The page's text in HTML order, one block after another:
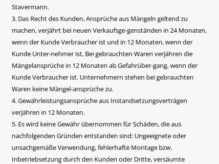
Stavermann.
3. Das Recht des Kunden, Ansprüche aus Mängeln geltend zu
machen, verjährt bei neuen Verkaufsge-genständen in 24 Monaten,
wenn der Kunde Verbraucher ist und in 12 Monaten, wenn der
Kunde Unter-nehmer ist, Bei gebrauchten Waren verjähren die
Mängelansprüche in 12 Monaten ab Gefahrüber-gang, wenn der
Kunde Verbraucher ist. Unternehmern stehen bei gebrauchten
Waren keine Mängel-ansprüche zu.
4. Gewährleistungsansprüche aus Instandsetzungsverträgen
verjähren in 12 Monaten.
5. Es wird keine Gewähr übernommen für Schäden, die aus
nachfolgenden Gründen entstanden sind: Ungeeignete oder
unsachgemäße Verwendung, fehlerhafte Montage bzw.
Inbetriebsetzung durch den Kunden oder Dritte, versäumte